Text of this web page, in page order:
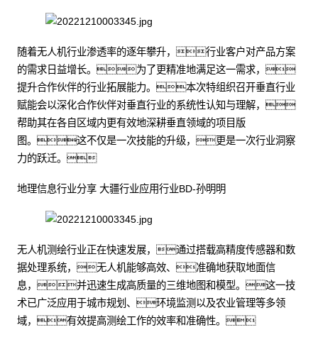
随着无人机行业渗透率的逐年攀升，行业客户对产品方案
的需求日益增长。为了更精准地满足这一需求，
提升合作伙伴的行业拓展能力。本次特组织召开垂直行业
赋能会以深化合作伙伴对垂直行业的系统性认知与理解，
帮助其在各自区域内更有效地深耕垂直领域的项目版
图。这不仅是一次技能的升级，更是一次行业洞察
力的跃迁。
地理信息行业分享 大疆行业应用行业BD-孙明明
无人机测绘行业正在快速发展，通过搭载高精度传感器和数
据处理系统，无人机能够高效、准确地获取地面信
息，并迅速生成高质量的三维地图和模型。这一技
术已广泛应用于城市规划、环境监测以及农业管理等多领
域，有效提高测绘工作的效率和准确性。